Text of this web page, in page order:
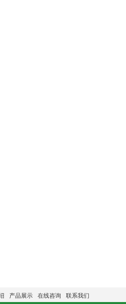
产品展示 在线咨询 联系我们